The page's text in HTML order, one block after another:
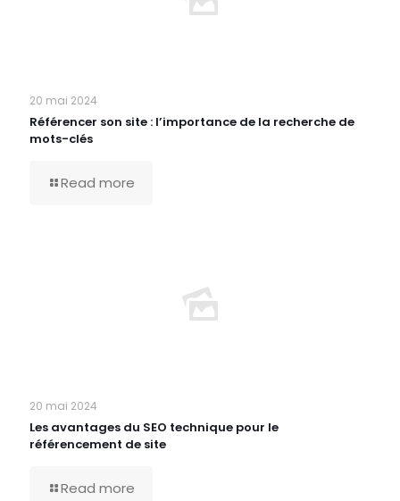
20 mai 2024
Référencer son site : l’importance de la recherche de
mots-clés
Read more
20 mai 2024
Les avantages du SEO technique pour le
référencement de site
Read more